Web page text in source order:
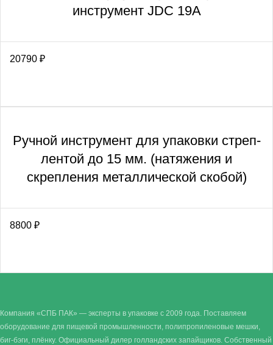
инструмент JDC 19A
20790 ₽
Ручной инструмент для упаковки стреп-
лентой до 15 мм. (натяжения и
скрепления металлической скобой)
8800 ₽
Компания «СПБ ПАК» — эксперты в упаковке с 2009 года. Поставляем
оборудование для пищевой промышленности, полипропиленовые мешки,
биг-бэги, плёнку. Официальный дилер голландских запайщиков. Собственный